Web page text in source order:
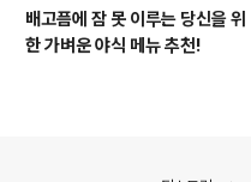
배고픔에 잠 못 이루는 당신을 위
한 가벼운 야식 메뉴 추천!